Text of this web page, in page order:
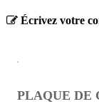
Écrivez votre
PLAQUE DE